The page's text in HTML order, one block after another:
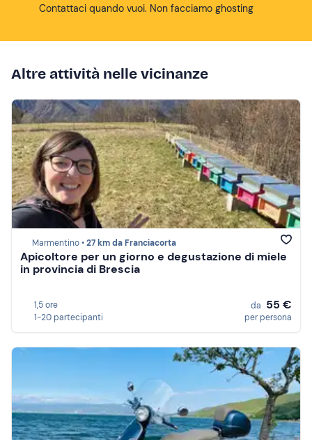
Contattaci quando vuoi. Non facciamo ghosting
Altre attività nelle vicinanze
Marmentino •27 km da Franciacorta
Apicoltore per un giorno e degustazione di miele
in provincia di Brescia
1,5 ore
1-20 partecipanti
da 55 €
per persona